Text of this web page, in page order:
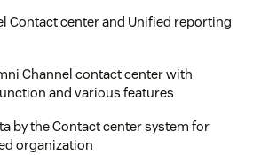
Contact center and Unified reporting
Channel contact center with
and various features
by the Contact center system for
organization